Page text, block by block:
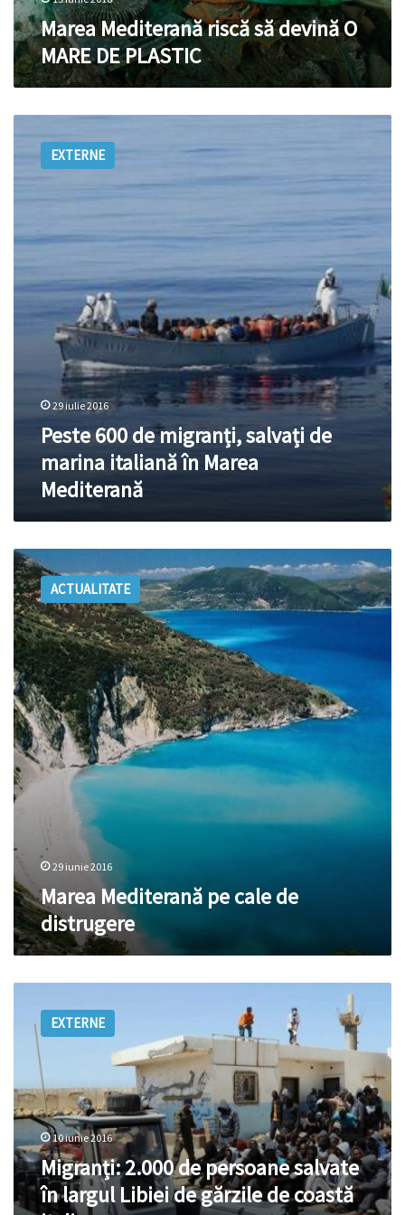
Marea Mediterană riscă să devină O
MARE DE PLASTIC
migranți,
marina
Marea
Mediterană
EXTERNE
29 iulie 2016
Peste 600 de migranți, salvați de
marina italiană în Marea
Mediterană
Marea
Mediterană
pe
cale
de
distrugere
ACTUALITATE
29 iunie 2016
Marea Mediterană pe cale de
distrugere
2.000
persoane
salvate
în
largul
Libiei
de
gărzile
de
coastă
EXTERNE
10 iunie 2016
Migranți: 2.000 de persoane salvate
în largul Libiei de gărzile de coastă